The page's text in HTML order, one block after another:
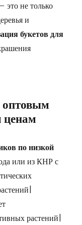
это не только
и
букетов для
оптовым
по низкой
или из КНР с
растений|